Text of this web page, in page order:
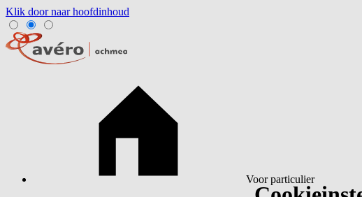
Klik door naar hoofdinhoud
Voor particulier